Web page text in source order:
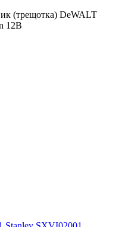
(трещотка) DeWALT
12В